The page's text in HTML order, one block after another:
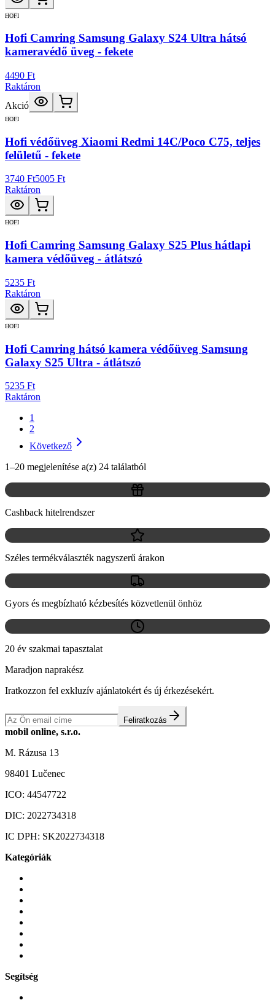
HOFI
Hofi Camring Samsung Galaxy S24 Ultra hátsó
kameravédő üveg - fekete
4490 Ft
Raktáron
Akció
HOFI
Hofi védőüveg Xiaomi Redmi 14C/Poco C75, teljes
felületű - fekete
3740 Ft5005 Ft
Raktáron
HOFI
Hofi Camring Samsung Galaxy S25 Plus hátlapi
kamera védőüveg - átlátszó
5235 Ft
Raktáron
HOFI
Hofi Camring hátsó kamera védőüveg Samsung
Galaxy S25 Ultra - átlátszó
5235 Ft
Raktáron
1
2
Következő
1–20 megjelenítése a(z) 24 találatból
Cashback hitelrendszer
Széles termékválaszték nagyszerű árakon
Gyors és megbízható kézbesítés közvetlenül önhöz
20 év szakmai tapasztalat
Maradjon naprakész
Iratkozzon fel exkluzív ajánlatokért és új érkezésekért.
Feliratkozás
mobil online, s.r.o.
M. Rázusa 13
98401 Lučenec
ICO: 44547722
DIC: 2022734318
IC DPH: SK2022734318
Kategóriák
Segítség